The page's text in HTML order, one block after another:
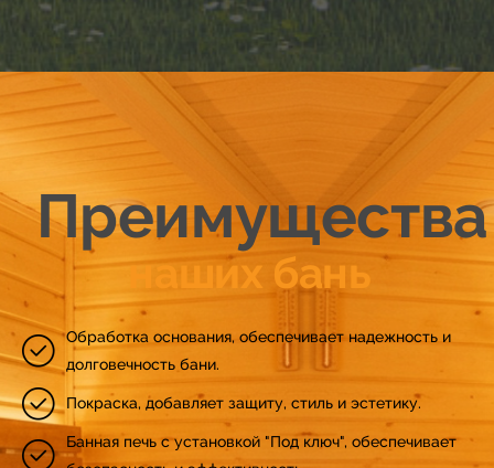
47
48
49
50
51
52
27
29
30
31
32
Преимущества
наших бань
Обработка основания, обеспечивает надежность и
долговечность бани.
Покраска, добавляет защиту, стиль и эстетику.
Банная печь с установкой "Под ключ", обеспечивает